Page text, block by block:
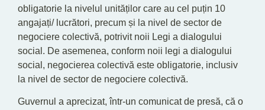
obligatorie la nivelul unităților care au cel puțin 10
angajați/ lucrători, precum și la nivel de sector de
negociere colectivă, potrivit noii Legi a dialogului
social. De asemenea, conform noii legi a dialogului
social, negocierea colectivă este obligatorie, inclusiv
la nivel de sector de negociere colectivă.
Guvernul a aprecizat, într-un comunicat de presă, că o